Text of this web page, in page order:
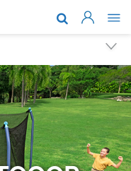
О
Поддержка
Где купить
Новости